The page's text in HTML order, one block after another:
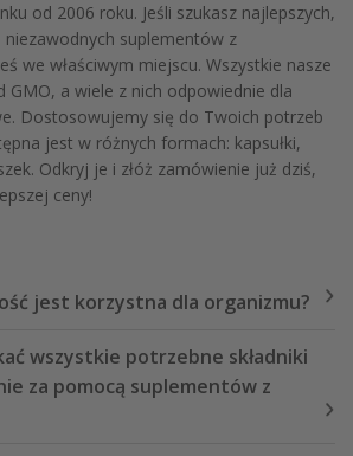
od 2006 roku. Jeśli szukasz najlepszych,
niezawodnych suplementów z
we właściwym miejscu. Wszystkie nasze
GMO, a wiele z nich odpowiednie dla
Dostosowujemy się do Twoich potrzeb
jest w różnych formach: kapsułki,
Odkryj je i złóż zamówienie już dziś,
ceny!
jest korzystna dla organizmu?
wszystkie potrzebne składniki
za pomocą suplementów z